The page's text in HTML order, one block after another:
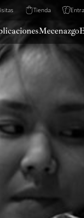
Tienda
Mecenazgo